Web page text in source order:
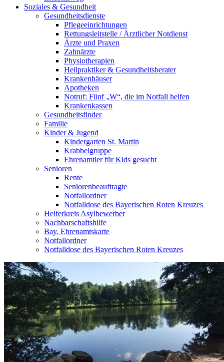
Soziales & Gesundheit
Gesundheitsdienste
Pflegeeinrichtungen
Rettungsleitstelle / Ärztlicher Notdienst
Ärzte und Praxen
Zahnärzte
Physiotherapien
Heilpraktiker & Gesundheitsberater
Krankenhäuser
Apotheken
Notruf: Fünf „W“, die im Notfall helfen
Krankenkassen
Gesundheitsfinder
Familie
Kinder & Jugend
Kindergarten St. Martin
Krabbelgruppe
Ehrenamtler für Kids gesucht
Senioren
Rente
Seniorenbeauftragte
Notfallordner
Notfalldose des Bayerischen Roten Kreuzes
Helferkreis Asylbewerber
Nachbarschaftshilfe
Bay. Ehrenamtskarte
Notfallordner
Notfalldose des Bayerischen Roten Kreuzes